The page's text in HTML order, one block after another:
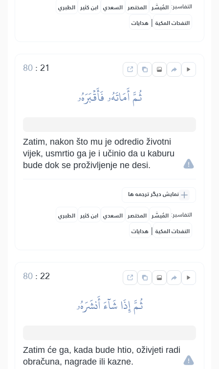
التفاسير: المُيسَّر المختصر السعدي ابن كثير الطبري
النفحات المكية | هدايات
21
:
80
ثُمَّ أَمَاتَهُۥ فَأَقۡبَرَهُۥ
Zatim, nakon što mu je odredio životni
vijek, usmrtio ga je i učinio da u kaburu
bude dok se proživljenje ne desi.
نمایش دیگر ترجمه ها
التفاسير: المُيسَّر المختصر السعدي ابن كثير الطبري
النفحات المكية | هدايات
22
:
80
ثُمَّ إِذَا شَآءَ أَنشَرَهُۥ
Zatim će ga, kada bude htio, oživjeti radi
obračuna, nagrade ili kazne.